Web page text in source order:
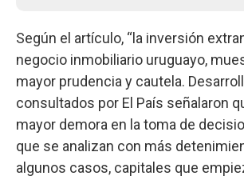
Según el artículo, “la inversión
negocio inmobiliario uruguayo,
mayor prudencia y cautela.
consultados por El País señalaron
mayor demora en la toma de
que se analizan con más
algunos casos, capitales que